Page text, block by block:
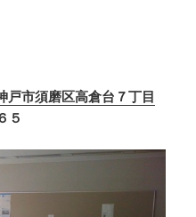
戸市須磨区高倉台７丁目
５